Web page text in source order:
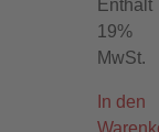
Enthält
19%
MwSt.
In den